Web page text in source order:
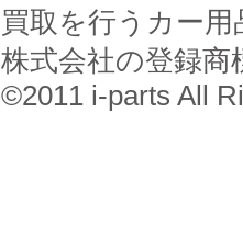
買取を行うカー
株式会社の登録商
©2011 i-parts All